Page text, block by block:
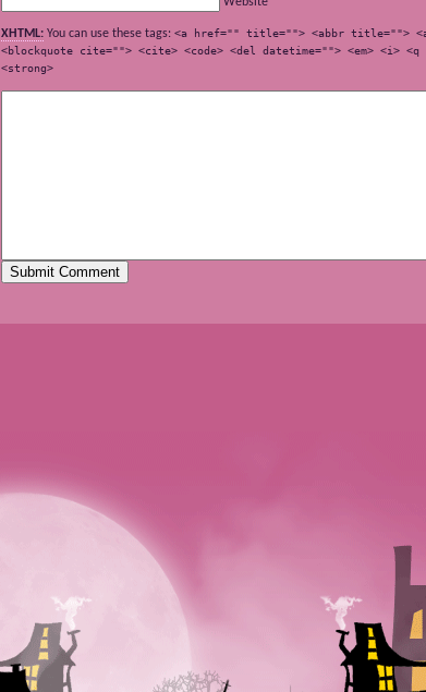
Website
XHTML: You can use these tags: <a href="" title=""> <abbr title="">
<blockquote cite=""> <cite> <code> <del datetime=""> <em> <i>
<strong>